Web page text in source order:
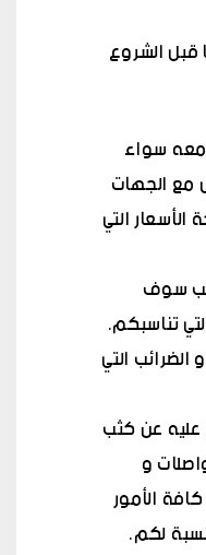
قبل الشروع
معه سواء
مع الجهات
التي
سوف
تناسبكم.
التي
عليه عن كثب
و
الأمور
لكم.